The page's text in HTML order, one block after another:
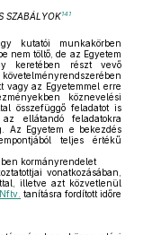
SZABÁLYOK141
kutatói munkakörben
nem töltő, de az Egyetem
keretében részt vevő
vagy az Egyetemmel erre
köznevelési
összefüggő feladatot is
ellátandó feladatokra
Az Egyetem e bekezdés
teljes értékű
kormányrendelet
vonatkozásában,
illetve azt közvetlenül
Nftv. tanításra fordított időre